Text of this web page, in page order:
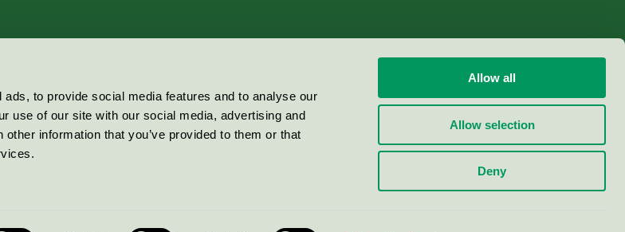
to provide social media features and to analyse our
use of our site with our social media, advertising and
information that you’ve provided to them or that
Allow all
Allow selection
Deny